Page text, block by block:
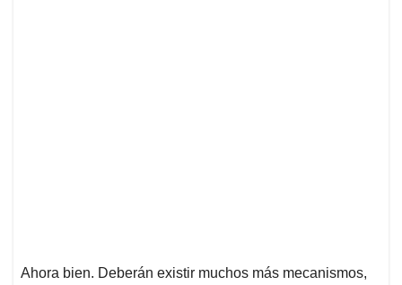
Ahora bien. Deberán existir muchos más mecanismos,